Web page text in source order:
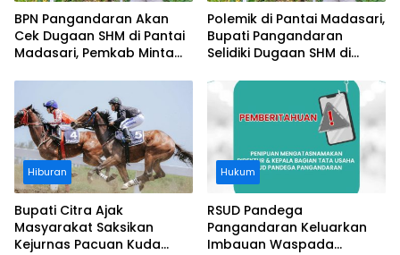
BPN Pangandaran Akan
Cek Dugaan SHM di Pantai
Madasari, Pemkab Minta
Polemik di Pantai Madasari,
Bupati Pangandaran
Selidiki Dugaan SHM di
Pantai
Hiburan
Bupati Citra Ajak
Masyarakat Saksikan
Kejurnas Pacuan Kuda
Hukum
RSUD Pandega
Pangandaran Keluarkan
Imbauan Waspada